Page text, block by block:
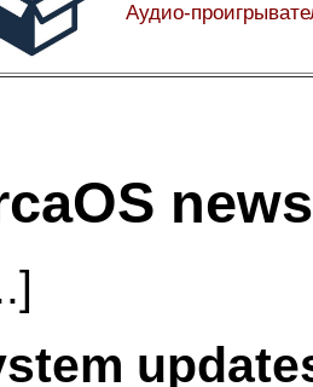
Аудио-
news